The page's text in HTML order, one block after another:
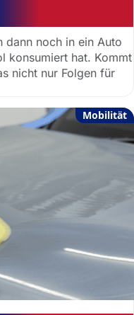
dann noch in ein Auto
konsumiert hat. Kommt
nicht nur Folgen für
Mobilität